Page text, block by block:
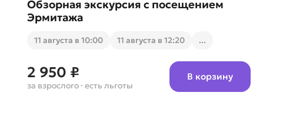
Обзорная экскурсия с посещением
Эрмитажа
11 августа в 10:00 11 августа в 12:20 ...
2 950 ₽
за взрослого · есть льготы
В корзину